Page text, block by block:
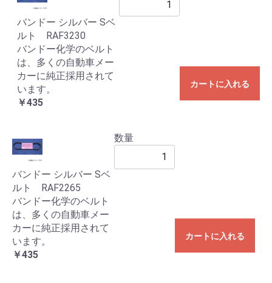
バンドー シルバー Sベ
ルト RAF3230
バンドー化学のベルト
は、多くの自動車メー
カーに純正採用されて
います。
￥435
カートに入れる
バンドー シルバー Sベ
ルト RAF2265
バンドー化学のベルト
は、多くの自動車メー
カーに純正採用されて
います。
￥435
数量
カートに入れる